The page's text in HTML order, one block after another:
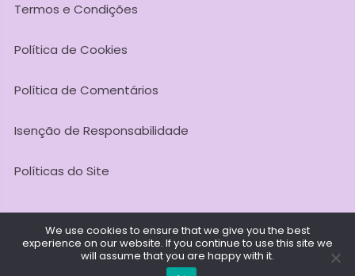
Termos e Condições
Política de Cookies
Política de Comentários
Isenção de Responsabilidade
Políticas do Site
Todos os Direitos Reservados @ 2026. Meditação Agora -
CNPJ: 53.419.145/0001-98
We use cookies to ensure that we give you the best
experience on our website. If you continue to use this site we
will assume that you are happy with it.